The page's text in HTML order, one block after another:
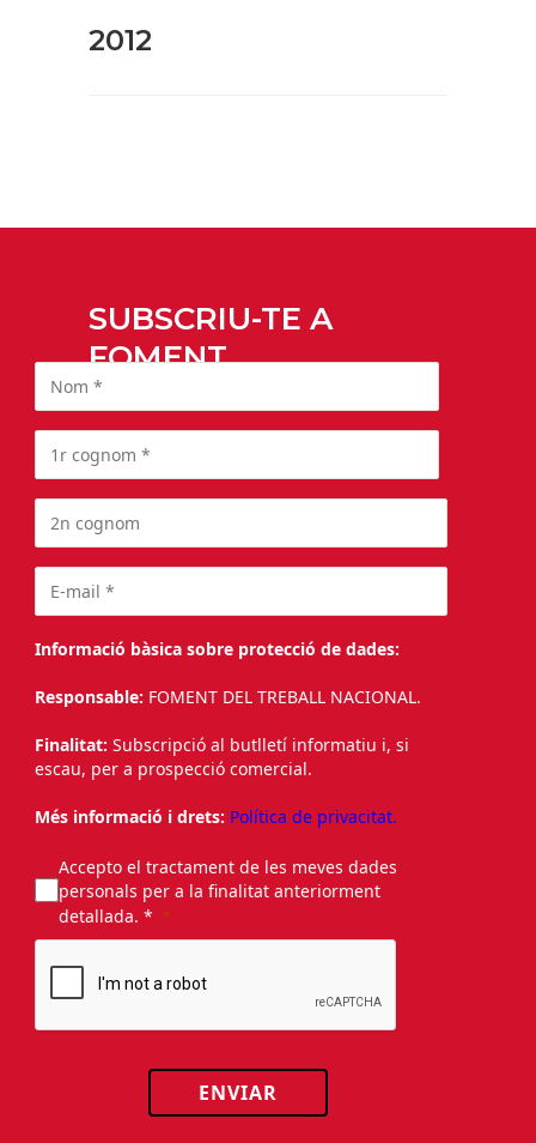
2012
SUBSCRIU-TE A
FOMENT
Informació bàsica sobre protecció de dades:
Responsable: FOMENT DEL TREBALL NACIONAL.
Finalitat: Subscripció al butlletí informatiu i, si
escau, per a prospecció comercial.
Més informació i drets: Política de privacitat.
Accepto el tractament de les meves dades
personals per a la finalitat anteriorment
detallada. *
ENVIAR